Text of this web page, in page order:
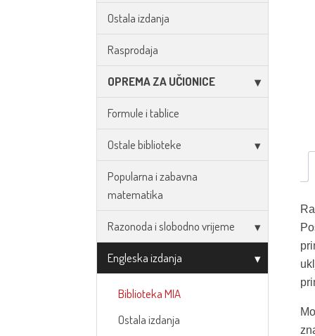
Ostala izdanja
Rasprodaja
OPREMA ZA UČIONICE
Formule i tablice
Ostale biblioteke
Popularna i zabavna
matematika
Razonoda i slobodno vrijeme
Engleska izdanja
Biblioteka MIA
Ostala izdanja